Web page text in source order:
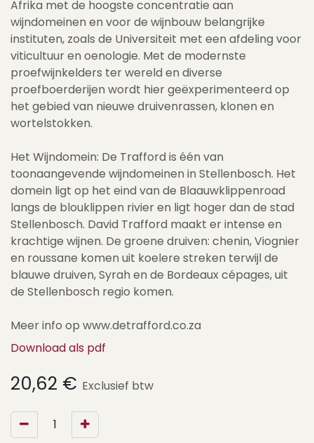
Afrika met de hoogste concentratie aan
wijndomeinen en voor de wijnbouw belangrijke
instituten, zoals de Universiteit met een afdeling voor
viticultuur en oenologie. Met de modernste
proefwijnkelders ter wereld en diverse
proefboerderijen wordt hier geëxperimenteerd op
het gebied van nieuwe druivenrassen, klonen en
wortelstokken.
Het Wijndomein: De Trafford is één van
toonaangevende wijndomeinen in Stellenbosch. Het
domein ligt op het eind van de Blaauwklippenroad
langs de blouklippen rivier en ligt hoger dan de stad
Stellenbosch. David Trafford maakt er intense en
krachtige wijnen. De groene druiven: chenin, Viognier
en roussane komen uit koelere streken terwijl de
blauwe druiven, Syrah en de Bordeaux cépages, uit
de Stellenbosch regio komen.
Meer info op www.detrafford.co.za
Download als pdf
20,62 € Exclusief btw